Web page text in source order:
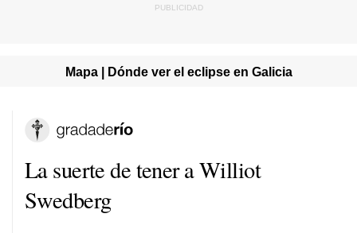
Mapa | Dónde ver el eclipse en Galicia
La suerte de tener a Williot
Swedberg